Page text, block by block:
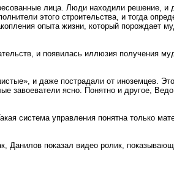
лица. Люди находили решение, и
этого строительства, и тогда
опыта жизни, который порождает
и появилась иллюзия получения
и даже пострадали от иноземцев.
завоеватели ясно. Понятно и другое,
система управления понятна только
Данилов показал видео ролик,